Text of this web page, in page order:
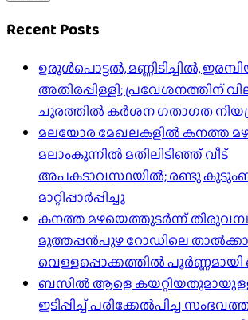
Recent Posts
ഉരുൾപൊട്ടൽ, മണ്ണിടിച്ചിൽ,
അതിരപ്പിള്ളി; പ്രവേശനത്തിന്
ചുരത്തില്‍ കര്‍ശന ഗതാഗത
മലയോര മേഖലകളിൽ കനത്ത മഴ:
മലാംകുന്നിൽ മതിലിടിഞ്ഞ് വീട്
അപകടാവസ്ഥയിൽ; രണ്ടു
മാറ്റിപ്പാർപ്പിച്ചു
കനത്ത മഴയെത്തുടർന്ന്
മുത്തപ്പൻപുഴ റോഡിലെ
വെള്ളപ്പൊക്കത്തിൽ പൂർണ്ണമായി
ബസിൽ ആളെ
ഇടിപ്പിച്ച് പരിക്കേൽപിച്ച